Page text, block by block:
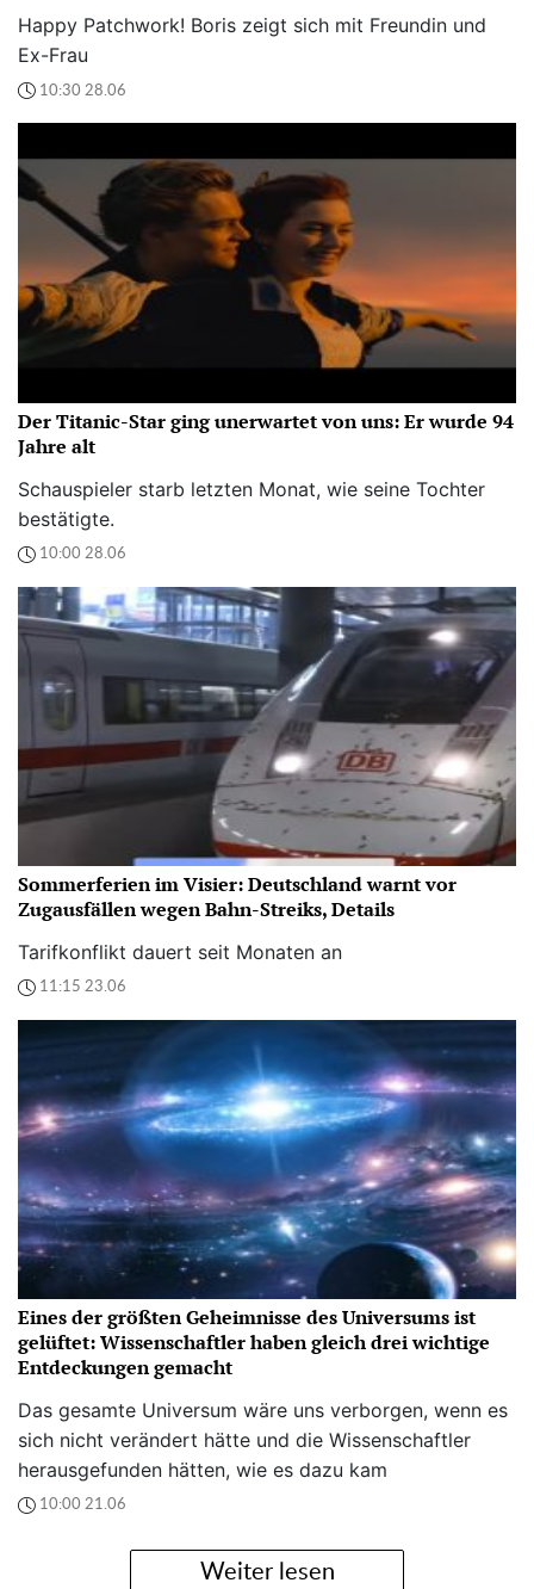
Happy Patchwork! Boris zeigt sich mit Freundin und
Ex-Frau
10:30 28.06
Der Titanic-Star ging unerwartet von uns: Er wurde 94
Jahre alt
Schauspieler starb letzten Monat, wie seine Tochter
bestätigte.
10:00 28.06
Sommerferien im Visier: Deutschland warnt vor
Zugausfällen wegen Bahn-Streiks, Details
Tarifkonflikt dauert seit Monaten an
11:15 23.06
Eines der größten Geheimnisse des Universums ist
gelüftet: Wissenschaftler haben gleich drei wichtige
Entdeckungen gemacht
Das gesamte Universum wäre uns verborgen, wenn es
sich nicht verändert hätte und die Wissenschaftler
herausgefunden hätten, wie es dazu kam
10:00 21.06
Weiter lesen